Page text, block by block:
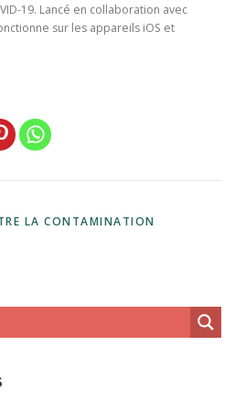
19. Lancé en collaboration avec
sur les appareils iOS et
LA CONTAMINATION